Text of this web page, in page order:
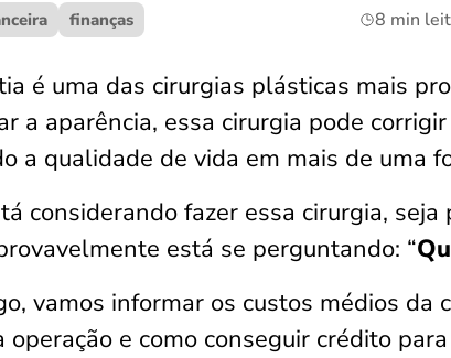
finanças 8 min
é uma das cirurgias plásticas mais
a aparência, essa cirurgia pode
a qualidade de vida em mais de uma
considerando fazer essa cirurgia,
está se perguntando: “
vamos informar os custos médios da
operação e como conseguir crédito